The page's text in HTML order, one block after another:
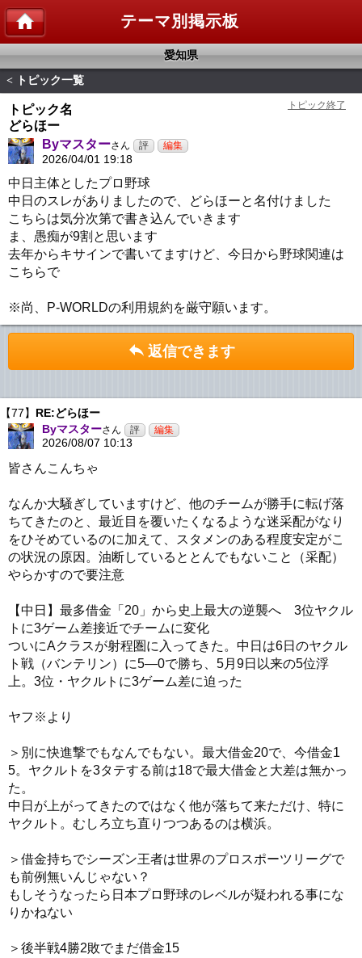
テーマ別掲示板
愛知県
< トピック一覧
トピック名
どらほー
Byマスターさん
2026/04/01 19:18
中日主体としたプロ野球
中日のスレがありましたので、どらほーと名付けました
こちらは気分次第で書き込んでいきます
ま、愚痴が9割と思います
去年からキサインで書いてますけど、今日から野球関連は
こちらで
※尚、P-WORLDの利用規約を厳守願います。
返信できます
【77】 RE:どらほー
Byマスターさん
2026/08/07 10:13
皆さんこんちゃ
なんか大騒ぎしていますけど、他のチームが勝手に転げ落
ちてきたのと、最近目を覆いたくなるような迷采配がなり
をひそめているのに加えて、スタメンのある程度安定がこ
の状況の原因。油断しているととんでもないこと（采配）
やらかすので要注意
【中日】最多借金「20」から史上最大の逆襲へ 3位ヤクル
トに3ゲーム差接近でチームに変化
ついにAクラスが射程圏に入ってきた。中日は6日のヤクル
ト戦（バンテリン）に5―0で勝ち、5月9日以来の5位浮
上。3位・ヤクルトに3ゲーム差に迫った
ヤフ※より
＞別に快進撃でもなんでもない。最大借金20で、今借金1
5。ヤクルトを3タテする前は18で最大借金と大差は無かっ
た。
中日が上がってきたのではなく他が落ちて来ただけ、特に
ヤクルト。むしろ立ち直りつつあるのは横浜。
＞借金持ちでシーズン王者は世界のプロスポーツリーグで
も前例無いんじゃない？
もしそうなったら日本プロ野球のレベルが疑われる事にな
りかねない
＞後半戦4勝2敗でまだ借金15